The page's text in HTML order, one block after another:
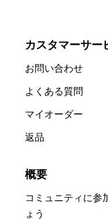
カスタマーサー
お問い合わせ
よくある質問
マイオーダー
返品
概要
コミュニティに参
ょう